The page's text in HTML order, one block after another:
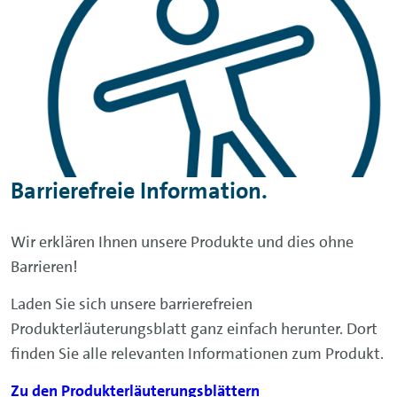
Im Falle einer unverschuldeten
Arbeitslosigkeit (Leasingratenversicherung
Plus) erhalten Sie eine telefonische
Erstberatung oder ein Bewerbertraining.
Weitere
Assistance
-Leistungen finden Sie in
den Allgemeinen Versicherungsbedingungen
der Cardif Allgemeine Versicherung/Cardif
Lebensversicherung.
Todesfall vor finanzieller Belastung durch die
Leasingraten schützen, kann
eine Leasingratenversicherung Plus jedoch
ratsam sein.
Barrierefreie Information.
Wir erklären Ihnen unsere Produkte und dies ohne
Barrieren!
Laden Sie sich unsere barrierefreien
Produkterläuterungsblatt ganz einfach herunter. Dort
finden Sie alle relevanten Informationen zum Produkt.
Zu den Produkterläuterungsblättern